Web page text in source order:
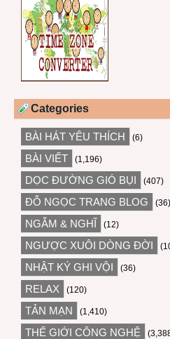
Categories
BÀI HÁT YÊU THÍCH (6)
BÀI VIẾT (1,196)
DỌC ĐƯỜNG GIÓ BỤI (407)
ĐỖ NGỌC TRANG BLOG (36)
NGẪM & NGHĨ (12)
NGƯỢC XUÔI DÒNG ĐỜI
NHẬT KÝ GHI VỘI (36)
RELAX (120)
TẢN MẠN (1,410)
THẾ GIỚI CÔNG NGHỆ